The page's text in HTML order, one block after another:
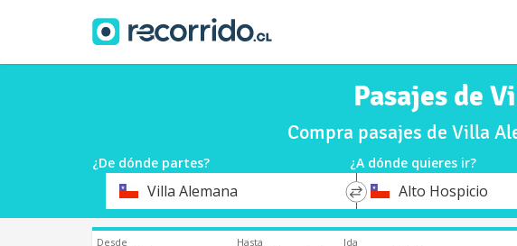
Pasajes de
Compra pasajes de Villa
¿De dónde partes? ¿A dónde quieres ir?
Origen Villa Alemana
*
DestinoAlto Hospicio
Desde Hasta Ida